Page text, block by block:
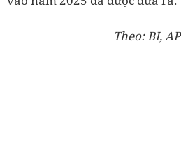
Theo: BI, AP